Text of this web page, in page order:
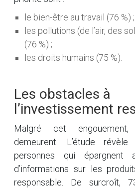
le bien-être au travail (76 %) ;
les pollutions (de l’air, des
(76 %) ;
les droits humains (75 %).
Les obstacles à
l’investissement
Malgré cet
demeurent. L’étude
personnes qui épargnent
d’informations sur les
responsable. De surcroît,